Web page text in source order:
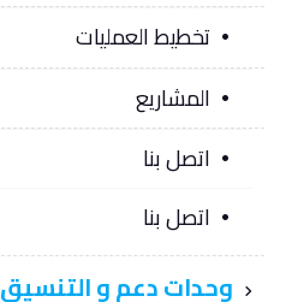
تخطيط العمليات
المشاريع
اتصل بنا
اتصل بنا
وحدات دعم و التنسيق